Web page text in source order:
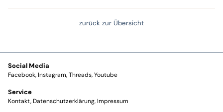
zurück zur Übersicht
Social Media
Facebook Instagram Threads Youtube
Service
Kontakt Datenschutzerklärung Impressum